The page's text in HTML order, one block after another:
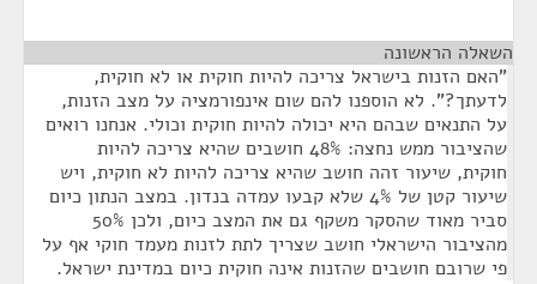
השאלה הראשונה
"האם הזנות בישראל צריכה להיות חוקית או לא חוקית,
לדעתך?". לא הוספנו להם שום אינפורמציה על מצב הזנות,
על התנאים שבהם היא יכולה להיות חוקית וכולי. אנחנו רואים
שהציבור ממש נחצה: 48% חושבים שהיא צריכה להיות
חוקית, שיעור זהה חושב שהיא צריכה להיות לא חוקית, ויש
שיעור קטן של 4% שלא קבעו עמדה בנדון. במצב הנתון כיום
סביר מאוד שהסקר משקף גם את המצב כיום, ולכן 50%
מהציבור הישראלי חושב שצריך לתת לזנות מעמד חוקי אף על
פי שרובם חושבים שהזנות אינה חוקית כיום במדינת ישראל.